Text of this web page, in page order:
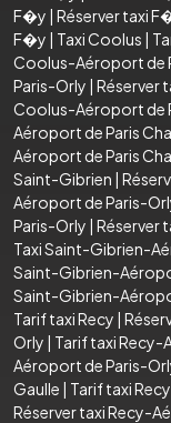
F�y | Réserver taxi
F�y | Taxi Coolus |
Coolus-Aéroport de
Paris-Orly | Réserver
Coolus-Aéroport de
Aéroport de Paris
Aéroport de Paris
Saint-Gibrien |
Aéroport de Paris-
Paris-Orly | Réserver
Taxi Saint-Gibrien-
Saint-Gibrien-
Saint-Gibrien-
Tarif taxi Recy |
Orly | Tarif taxi Recy-
Aéroport de Paris-
Gaulle | Tarif taxi
Réserver taxi Recy-